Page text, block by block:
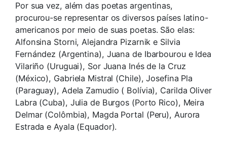
Por sua vez, além das poetas argentinas,
procurou-se representar os diversos países latino-
americanos por meio de suas poetas. São elas:
Alfonsina Storni, Alejandra Pizarnik e Silvia
Fernández (Argentina), Juana de Ibarbourou e Idea
Vilariño (Uruguai), Sor Juana Inés de la Cruz
(México), Gabriela Mistral (Chile), Josefina Pla
(Paraguay), Adela Zamudio ( Bolívia), Carilda Oliver
Labra (Cuba), Julia de Burgos (Porto Rico), Meira
Delmar (Colômbia), Magda Portal (Peru), Aurora
Estrada e Ayala (Equador).